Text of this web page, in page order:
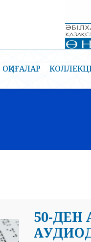
ОҚИҒАЛАР
50-